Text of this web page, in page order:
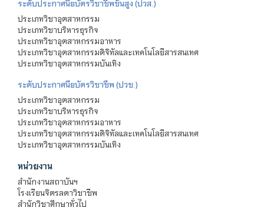
ระดับประกาศนียบัตรวิชาชีพชั้นสูง (ปวส.)
ประเภทวิชาอุตสาหกรรม
ประเภทวิชาบริหารธุรกิจ
ประเภทวิชาอุตสาหกรรมอาหาร
ประเภทวิชาอุตสาหกรรมดิจิทัลและเทคโนโลยีสารสนเทศ
ประเภทวิชาอุตสาหกรรมบันเทิง
ระดับประกาศนียบัตรวิชาชีพ (ปวช.)
ประเภทวิชาอุตสาหกรรม
ประเภทวิชาบริหารธุรกิจ
ประเภทวิชาอุตสาหกรรมอาหาร
ประเภทวิชาอุตสาหกรรมดิจิทัลและเทคโนโลยีสารสนเทศ
ประเภทวิชาอุตสาหกรรมบันเทิง
หน่วยงาน
สำนักงานสถาบันฯ
โรงเรียนจิตรลดาวิชาชีพ
สำนักวิชาศึกษาทั่วไป